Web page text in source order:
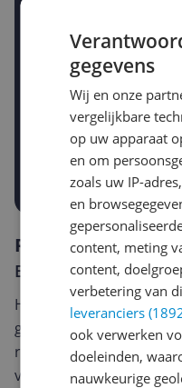
Gewenste daling of
-10% -15%
Reviews
Er zijn nog geen
Heb jij dit product in
geven? Start dan
review. Afhankelijk van
van een review
gegevens
Wij en onze
vergelijkbare
op uw apparaat
en om
zoals uw IP-
en
content, meting
content,
verbetering van
leveranciers
ook verwerken
doeleinden,
nauwkeurige